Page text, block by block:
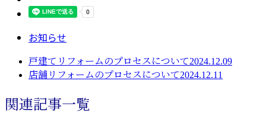
お知らせ
戸建てリフォームのプロセスについて2024.12.09
店舗リフォームのプロセスについて2024.12.11
関連記事一覧